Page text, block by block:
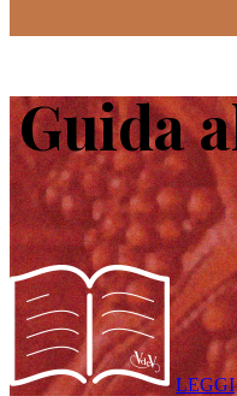
Guida
LEGGI